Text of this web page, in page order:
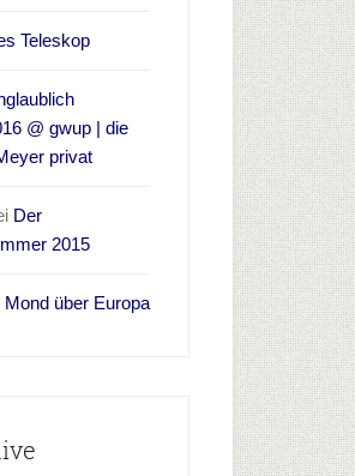
Teleskop
@ gwup | die
privat
Der
2015
Mond über Europa